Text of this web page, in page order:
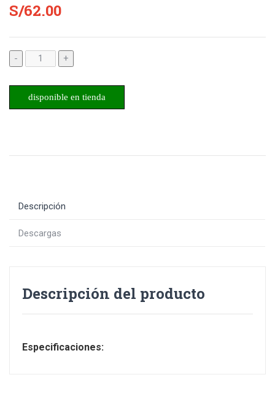
S/62.00
- +
disponible en tienda
Descripción
Descargas
Descripción del producto
Especificaciones: